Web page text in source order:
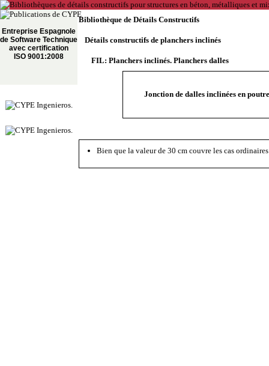
Entreprise Espagnole
de Software Technique
avec certification
ISO 9001:2008
Bibliothèque de Détails Constructifs
Détails constructifs de planchers inclinés
FIL: Planchers inclinés. Planchers dalles
Jonction de dalles inclinées en
Bien que la valeur de 30 cm couvre les cas